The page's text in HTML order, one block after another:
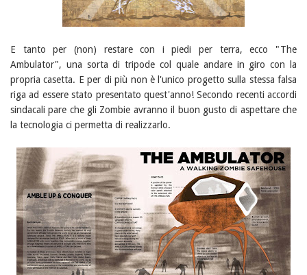
E tanto per (non) restare con i piedi per terra, ecco "The
Ambulator", una sorta di tripode col quale andare in giro con la
propria casetta. E per di più non è l'unico progetto sulla stessa falsa
riga ad essere stato presentato quest'anno! Secondo recenti accordi
sindacali pare che gli Zombie avranno il buon gusto di aspettare che
la tecnologia ci permetta di realizzarlo.